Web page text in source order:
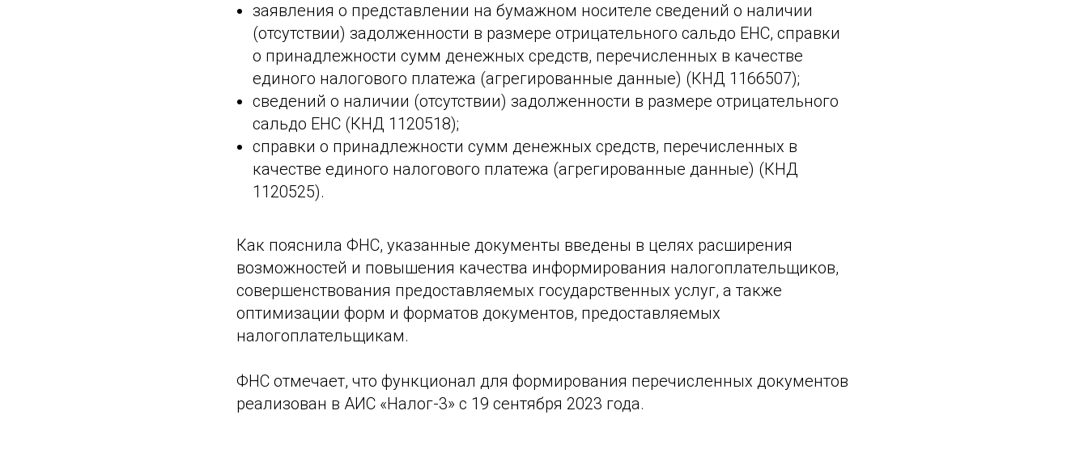
заявления о представлении на бумажном носителе сведений о наличии
(отсутствии) задолженности в размере отрицательного сальдо ЕНС, справки
о принадлежности сумм денежных средств, перечисленных в качестве
единого налогового платежа (агрегированные данные) (КНД 1166507);
сведений о наличии (отсутствии) задолженности в размере отрицательного
сальдо ЕНС (КНД 1120518);
справки о принадлежности сумм денежных средств, перечисленных в
качестве единого налогового платежа (агрегированные данные) (КНД
1120525).
Как пояснила ФНС, указанные документы введены в целях расширения
возможностей и повышения качества информирования налогоплательщиков,
совершенствования предоставляемых государственных услуг, а также
оптимизации форм и форматов документов, предоставляемых
налогоплательщикам.
ФНС отмечает, что функционал для формирования перечисленных документов
реализован в АИС «Налог-3» с 19 сентября 2023 года.